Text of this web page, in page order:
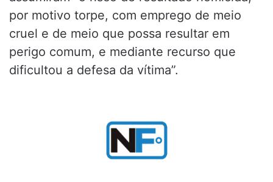
por motivo torpe, com emprego de meio
cruel e de meio que possa resultar em
perigo comum, e mediante recurso que
dificultou a defesa da vítima”.